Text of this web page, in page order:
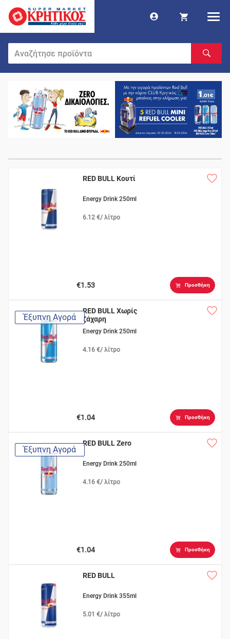
RED BULL Κουτί
Energy Drink 250ml
6.12 €/ λίτρο
€1.53 Προσθήκη
Έξυπνη Αγορά
RED BULL Χωρίς
ζάχαρη
Energy Drink 250ml
4.16 €/ λίτρο
€1.04 Προσθήκη
Έξυπνη Αγορά
RED BULL Zero
Energy Drink 250ml
4.16 €/ λίτρο
€1.04 Προσθήκη
RED BULL
Energy Drink 355ml
5.01 €/ λίτρο